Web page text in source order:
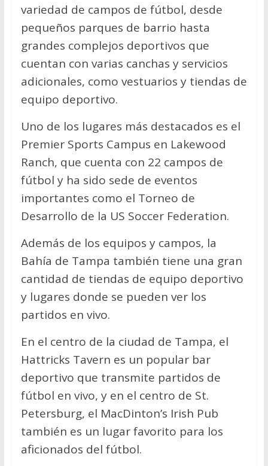
variedad de campos de fútbol, desde
pequeños parques de barrio hasta
grandes complejos deportivos que
cuentan con varias canchas y servicios
adicionales, como vestuarios y tiendas de
equipo deportivo.
Uno de los lugares más destacados es el
Premier Sports Campus en Lakewood
Ranch, que cuenta con 22 campos de
fútbol y ha sido sede de eventos
importantes como el Torneo de
Desarrollo de la US Soccer Federation.
Además de los equipos y campos, la
Bahía de Tampa también tiene una gran
cantidad de tiendas de equipo deportivo
y lugares donde se pueden ver los
partidos en vivo.
En el centro de la ciudad de Tampa, el
Hattricks Tavern es un popular bar
deportivo que transmite partidos de
fútbol en vivo, y en el centro de St.
Petersburg, el MacDinton’s Irish Pub
también es un lugar favorito para los
aficionados del fútbol.